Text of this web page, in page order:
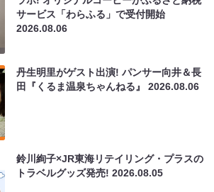
サービス「わらふる」で受付開始
2026.08.06
丹生明里がゲスト出演! パンサー向井＆長
田『くるま温泉ちゃんねる』2026.08.06
鈴川絢子×JR東海リテイリング・プラスの
トラベルグッズ発売!2026.08.05